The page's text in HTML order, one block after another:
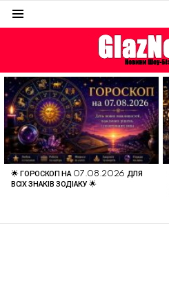
ОСТАННІ
СТАТТІ
🌟 ГОРОСКОП НА 07.08.2026 ДЛЯ
ВСІХ ЗНАКІВ ЗОДІАКУ 🌟